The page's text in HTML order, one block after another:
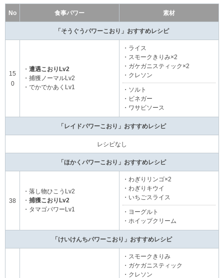
No 食事パワー 素材
「そうぐうパワーこおり」おすすめレシピ
15
0
・ 遭遇こおりLv2
・捕獲ノーマルLv2
・でかでかあくLv1
・ライス
・スモークきりみ×2
・ガケガニスティック×2
・クレソン
・ソルト
・ビネガー
・ワサビソース
「レイドパワーこおり」おすすめレシピ
レシピなし
「ほかくパワーこおり」おすすめレシピ
38
・落し物ひこうLv2
・ 捕獲こおりLv2
・タマゴパワーLv1
・わぎりリンゴ×2
・わぎりキウイ
・いちごスライス
・ヨーグルト
・ホイップクリーム
「けいけんちパワーこおり」おすすめレシピ
・スモークきりみ
・ガケガニスティック
・クレソン